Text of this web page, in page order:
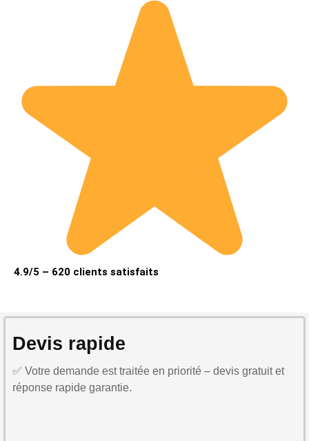
4.9/5 – 620 clients satisfaits
Devis rapide
✅ Votre demande est traitée en priorité – devis gratuit et
réponse rapide garantie.